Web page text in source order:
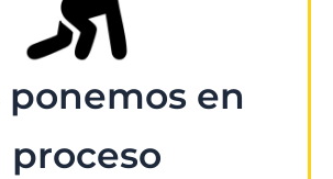
ponemos en
proceso